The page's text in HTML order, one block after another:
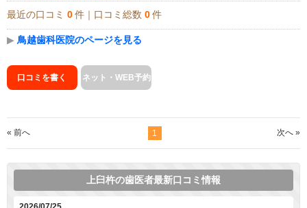
最近の口コミ 0 件｜口コミ総数 0 件
▶ 鳥越歯科医院のページを見る
口コミを書く ネット・WEB予約
« 前へ 1 次へ »
上臼杵の歯医者最新口コミ情報